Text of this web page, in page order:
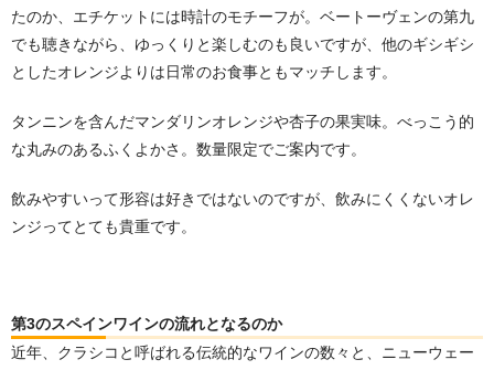
たのか、エチケットには時計のモチーフが。ベートーヴェンの第九
でも聴きながら、ゆっくりと楽しむのも良いですが、他のギシギシ
としたオレンジよりは日常のお食事ともマッチします。
タンニンを含んだマンダリンオレンジや杏子の果実味。べっこう的
な丸みのあるふくよかさ。数量限定でご案内です。
飲みやすいって形容は好きではないのですが、飲みにくくないオレ
ンジってとても貴重です。
第3のスペインワインの流れとなるのか
近年、クラシコと呼ばれる伝統的なワインの数々と、ニューウェー